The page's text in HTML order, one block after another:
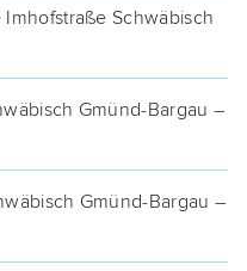
Schwä­bisch
Gmünd-Bar­gau –
Gmünd-Bar­gau –